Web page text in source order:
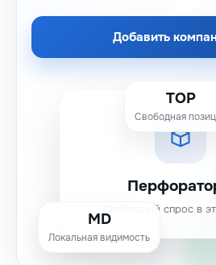
Добавить
Свободный спрос в
TOP
Свободная
MD
Локальная видимость